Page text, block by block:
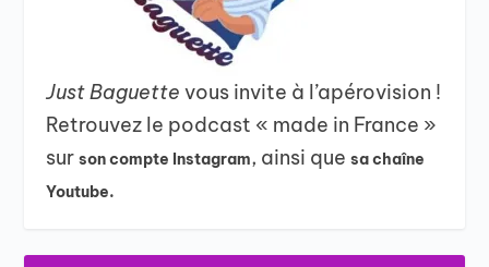
Just Baguettevous invite à l’apérovision !
Retrouvez le podcast « made in France »
surson compte Instagram, ainsi quesa chaîne
Youtube.